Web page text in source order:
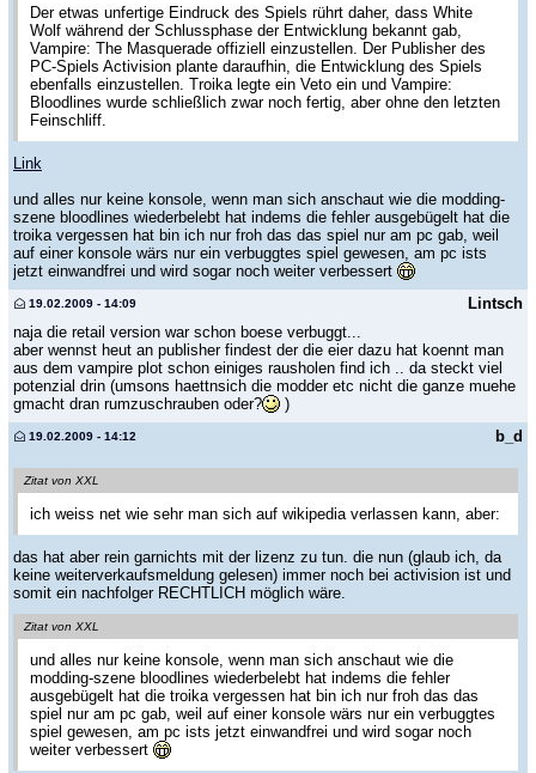
Der etwas unfertige Eindruck des Spiels rührt daher, dass White
Wolf während der Schlussphase der Entwicklung bekannt gab,
Vampire: The Masquerade offiziell einzustellen. Der Publisher des
PC-Spiels Activision plante daraufhin, die Entwicklung des Spiels
ebenfalls einzustellen. Troika legte ein Veto ein und Vampire:
Bloodlines wurde schließlich zwar noch fertig, aber ohne den letzten
Feinschliff.
Link
und alles nur keine konsole, wenn man sich anschaut wie die modding-
szene bloodlines wiederbelebt hat indems die fehler ausgebügelt hat die
troika vergessen hat bin ich nur froh das das spiel nur am pc gab, weil
auf einer konsole wärs nur ein verbuggtes spiel gewesen, am pc ists
jetzt einwandfrei und wird sogar noch weiter verbessert
Lintsch
19.02.2009 - 14:09
naja die retail version war schon boese verbuggt...
aber wennst heut an publisher findest der die eier dazu hat koennt man
aus dem vampire plot schon einiges rausholen find ich .. da steckt viel
potenzial drin (umsons haettnsich die modder etc nicht die ganze muehe
gmacht dran rumzuschrauben oder?
)
b_d
19.02.2009 - 14:12
Zitat von XXL
ich weiss net wie sehr man sich auf wikipedia verlassen kann, aber:
das hat aber rein garnichts mit der lizenz zu tun. die nun (glaub ich, da
keine weiterverkaufsmeldung gelesen) immer noch bei activision ist und
somit ein nachfolger RECHTLICH möglich wäre.
Zitat von XXL
und alles nur keine konsole, wenn man sich anschaut wie die
modding-szene bloodlines wiederbelebt hat indems die fehler
ausgebügelt hat die troika vergessen hat bin ich nur froh das das
spiel nur am pc gab, weil auf einer konsole wärs nur ein verbuggtes
spiel gewesen, am pc ists jetzt einwandfrei und wird sogar noch
weiter verbessert